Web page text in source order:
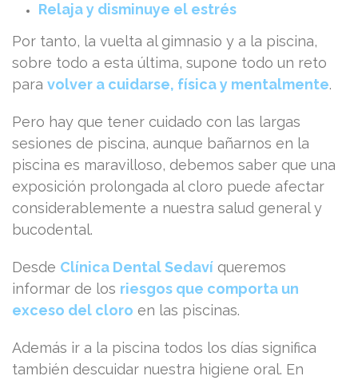
Relaja y disminuye el estrés
Por tanto, la vuelta al gimnasio y a la piscina,
sobre todo a esta última, supone todo un reto
para volver a cuidarse, física y mentalmente.
Pero hay que tener cuidado con las largas
sesiones de piscina, aunque bañarnos en la
piscina es maravilloso, debemos saber que una
exposición prolongada al cloro puede afectar
considerablemente a nuestra salud general y
bucodental.
Desde Clínica Dental Sedaví queremos
informar de los riesgos que comporta un
exceso del cloro en las piscinas.
Además ir a la piscina todos los días significa
también descuidar nuestra higiene oral. En